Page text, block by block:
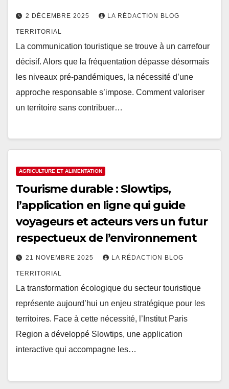
2 DÉCEMBRE 2025 LA RÉDACTION BLOG
TERRITORIAL
La communication touristique se trouve à un carrefour
décisif. Alors que la fréquentation dépasse désormais
les niveaux pré-pandémiques, la nécessité d’une
approche responsable s’impose. Comment valoriser
un territoire sans contribuer…
AGRICULTURE ET ALIMENTATION
Tourisme durable : Slowtips,
l’application en ligne qui guide
voyageurs et acteurs vers un futur
respectueux de l’environnement
21 NOVEMBRE 2025 LA RÉDACTION BLOG
TERRITORIAL
La transformation écologique du secteur touristique
représente aujourd’hui un enjeu stratégique pour les
territoires. Face à cette nécessité, l’Institut Paris
Region a développé Slowtips, une application
interactive qui accompagne les…